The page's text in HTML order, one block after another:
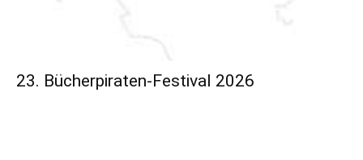
23. Bücherpiraten-Festival 2026